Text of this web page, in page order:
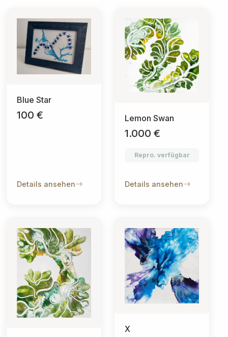
Blue Star
100 €
Details ansehen
Lemon Swan
1.000 €
Repro. verfügbar
Details ansehen
X